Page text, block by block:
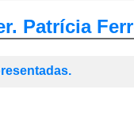
Patrícia